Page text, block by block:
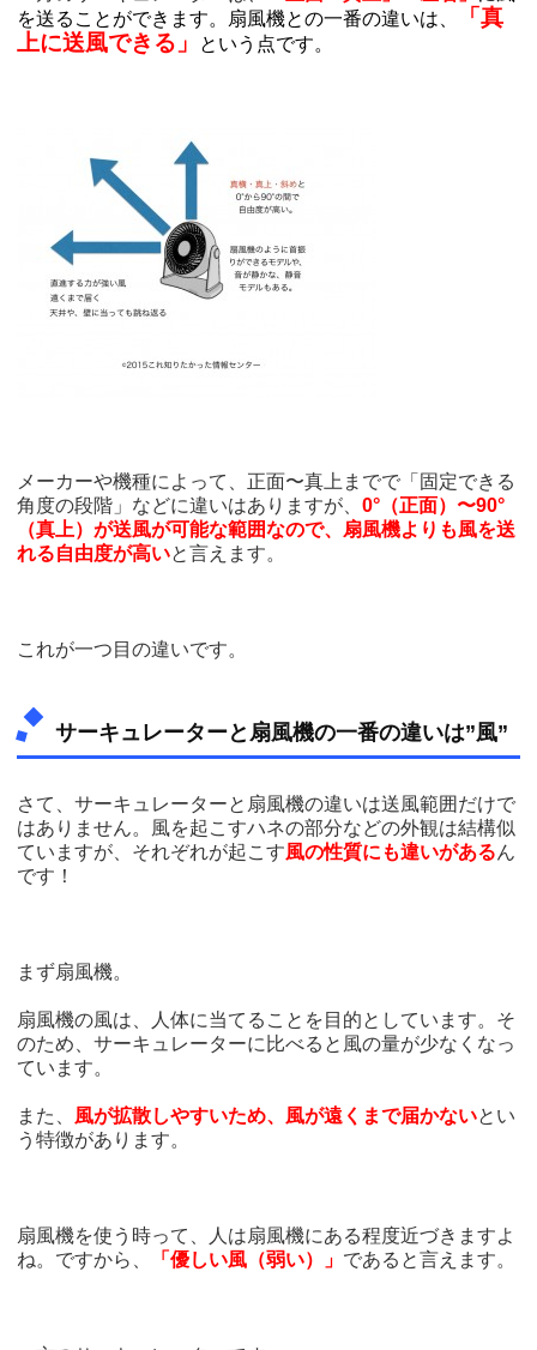
を送ることができます。扇風機との一番の違いは、
「真
上に送風できる」
という点です。
メーカーや機種によって、正面〜真上までで「固定できる
角度の段階」などに違いはありますが、0°（正面）〜90°
（真上）が送風が可能な範囲なので、扇風機よりも風を送
れる自由度が高いと言えます。
これが一つ目の違いです。
サーキュレーターと扇風機の一番の違いは”風”
さて、サーキュレーターと扇風機の違いは送風範囲だけで
はありません。風を起こすハネの部分などの外観は結構似
ていますが、それぞれが起こす風の性質にも違いがあるん
です！
まず扇風機。
扇風機の風は、人体に当てることを目的としています。そ
のため、サーキュレーターに比べると風の量が少なくなっ
ています。
また、 風が拡散しやすいため、風が遠くまで届かないとい
う特徴があります。
扇風機を使う時って、人は扇風機にある程度近づきますよ
ね。ですから、
「優しい風（弱い）」 であると言えます。